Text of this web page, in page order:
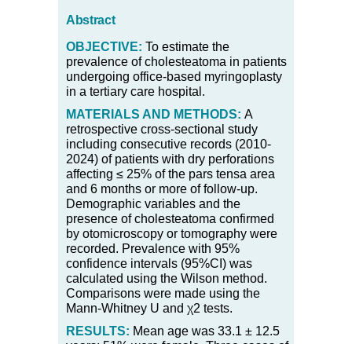
Abstract
OBJECTIVE: To estimate the
prevalence of cholesteatoma in patients
undergoing office-based myringoplasty
in a tertiary care hospital.
MATERIALS AND METHODS: A
retrospective cross-sectional study
including consecutive records (2010-
2024) of patients with dry perforations
affecting ≤ 25% of the pars tensa area
and 6 months or more of follow-up.
Demographic variables and the
presence of cholesteatoma confirmed
by otomicroscopy or tomography were
recorded. Prevalence with 95%
confidence intervals (95%CI) was
calculated using the Wilson method.
Comparisons were made using the
Mann-Whitney U and χ2 tests.
RESULTS: Mean age was 33.1 ± 12.5